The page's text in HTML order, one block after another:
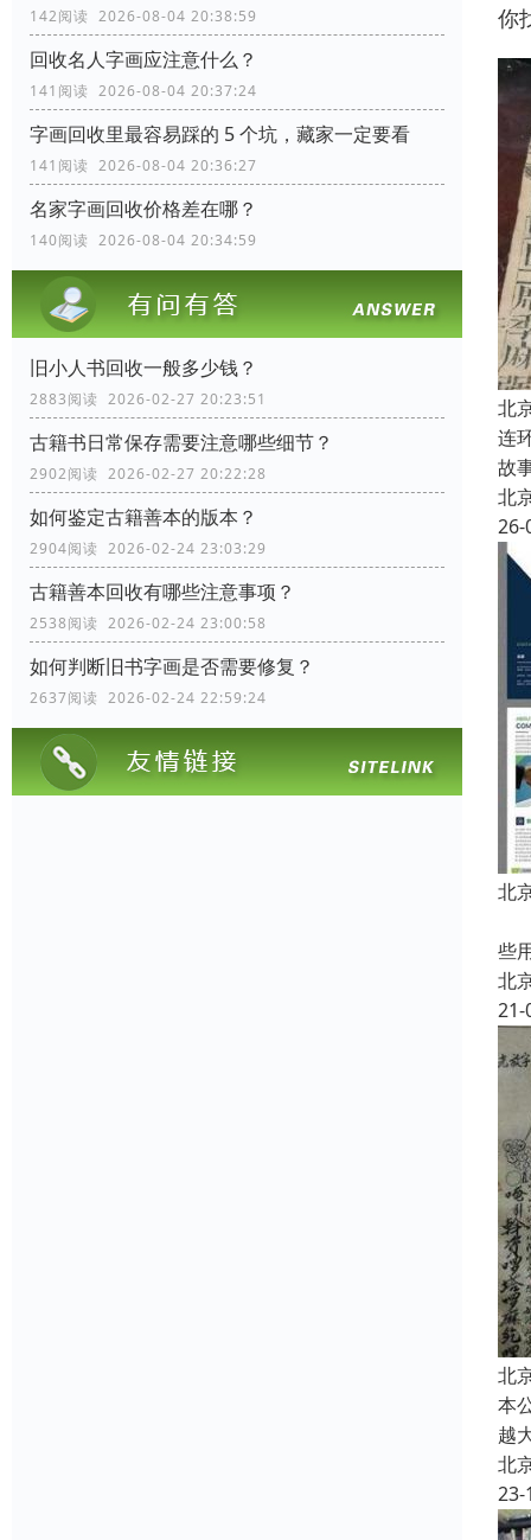
142阅读 2026-08-04 20:38:59
回收名人字画应注意什么？
141阅读 2026-08-04 20:37:24
字画回收里最容易踩的 5 个坑，藏家一定要看
141阅读 2026-08-04 20:36:27
名家字画回收价格差在哪？
140阅读 2026-08-04 20:34:59
旧小人书回收一般多少钱？
2883阅读 2026-02-27 20:23:51
古籍书日常保存需要注意哪些细节？
2902阅读 2026-02-27 20:22:28
如何鉴定古籍善本的版本？
2904阅读 2026-02-24 23:03:29
古籍善本回收有哪些注意事项？
2538阅读 2026-02-24 23:00:58
如何判断旧书字画是否需要修复？
2637阅读 2026-02-24 22:59:24
你
北
连
故
北
26-
北
些
北
21-
北
本
越
北
23-